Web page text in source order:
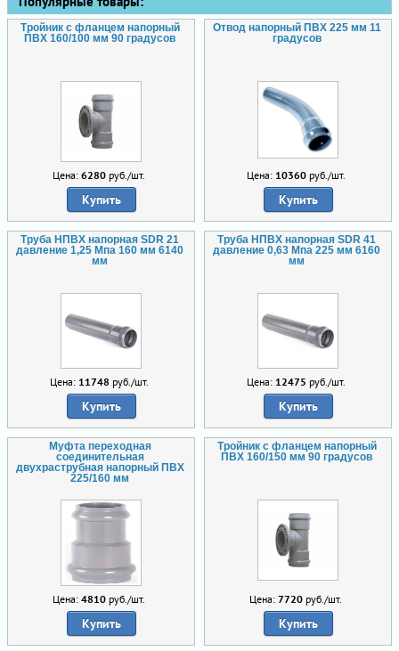
Тройник с фланцем напорный
ПВХ 160/100 мм 90 градусов
Цена: 6280 руб./шт.
Купить
Отвод напорный ПВХ 225 мм 11
градусов
Цена: 10360руб./шт.
Купить
Труба НПВХ напорная SDR 21
давление 1,25 Мпа 160 мм 6140
мм
Цена: 11748 руб./шт.
Купить
Труба НПВХ напорная SDR 41
давление 0,63 Мпа 225 мм 6160
мм
Цена: 12475 руб./шт.
Купить
Муфта переходная
соединительная
двухраструбная напорный ПВХ
225/160 мм
Цена: 4810 руб./шт.
Купить
Тройник с фланцем напорный
ПВХ 160/150 мм 90 градусов
Цена: 7720 руб./шт.
Купить